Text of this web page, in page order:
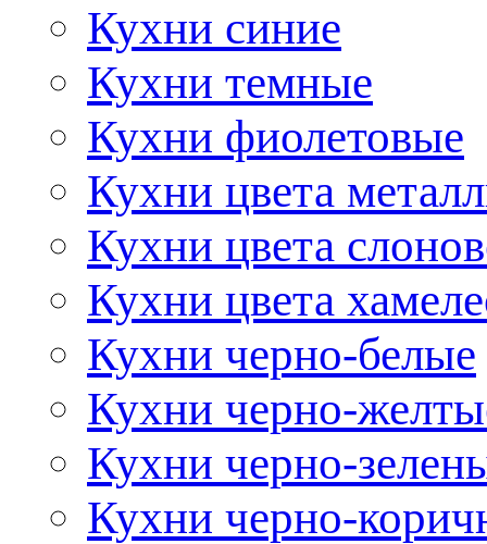
Кухни синие
Кухни темные
Кухни фиолетовые
Кухни цвета
Кухни цвета
Кухни цвета
Кухни черно-белые
Кухни черно-
Кухни черно-
Кухни черно-